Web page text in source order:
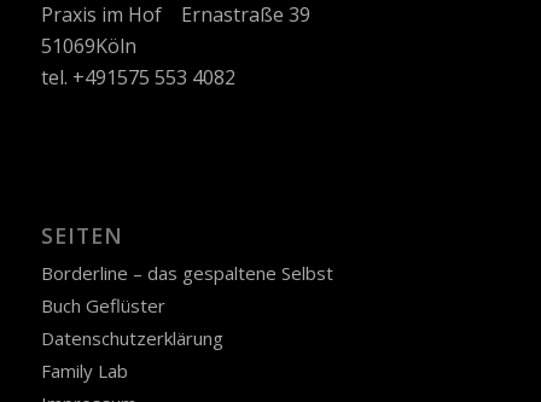
Praxis im Hof Ernastraße 39
51069Köln
tel. +491575 553 4082
SEITEN
Borderline – das gespaltene Selbst
Buch Geflüster
Datenschutzerklärung
Family Lab